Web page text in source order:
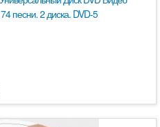
песни. 2 диска. DVD-5